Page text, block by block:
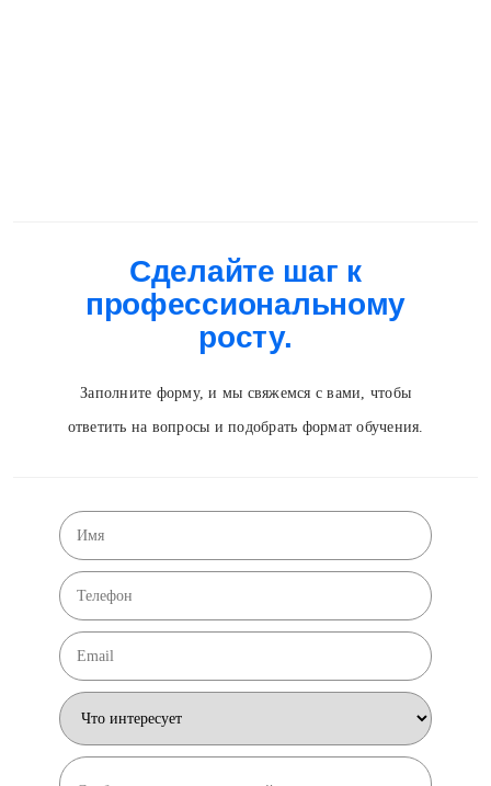
Сделайте шаг к
профессиональному
росту.
Заполните форму, и мы свяжемся с вами, чтобы
ответить на вопросы и подобрать формат обучения.